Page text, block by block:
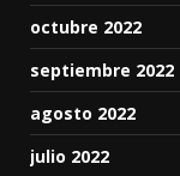
octubre 2022
septiembre 2022
agosto 2022
julio 2022